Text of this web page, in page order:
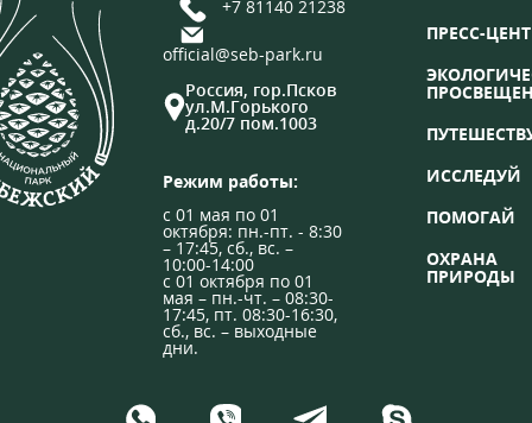
+7 81140 21238
official@seb-park.ru
Россия, гор.Псков
ул.М.Горького
д.20/7 пом.1003
Режим работы:
с 01 мая по 01
октября: пн.-пт. - 8:30
– 17:45, сб., вс. –
10:00-14:00
с 01 октября по 01
мая – пн.-чт. – 08:30-
17:45, пт. 08:30-16:30,
сб., вс. – выходные
дни.
ПРЕСС-
ИССЛЕДУЙ
ПОМОГАЙ
ОХРАНА
ПРИРОДЫ